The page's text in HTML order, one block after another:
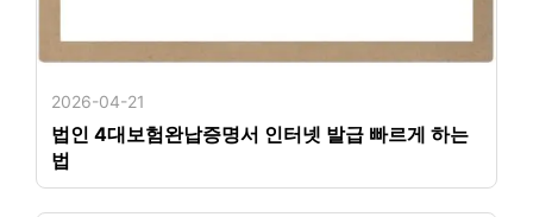
2026-04-21
법인 4대보험완납증명서 인터넷 발급 빠르게 하는
법